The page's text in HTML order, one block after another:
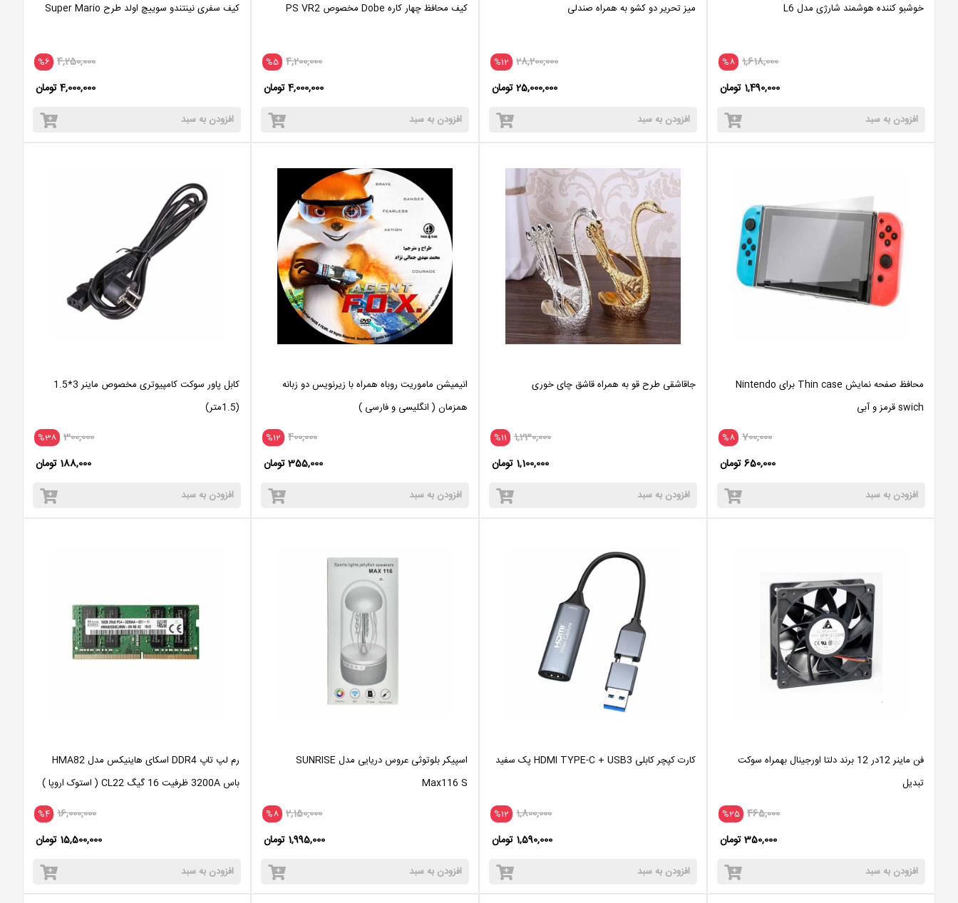
خوشبو کننده هوشمند شارژی مدل L6
%8 1,618,000
1,490,000 تومان
افزودن به سبد
میز تحریر دو کشو به همراه صندلی
%12 28,200,000
25,000,000 تومان
افزودن به سبد
کیف محافظ چهار کاره Dobe مخصوص PS VR2
%5 4,200,000
4,000,000 تومان
افزودن به سبد
کیف سفری نینتندو سوییچ اولد طرح Super Mario
%6 4,250,000
4,000,000 تومان
افزودن به سبد
محافظ صفحه نمایش Thin case برای Nintendo
swich قرمز و آبی
%8 700,000
650,000 تومان
افزودن به سبد
جاقاشقی طرح قو به همراه قاشق چای خوری
%11 1,230,000
1,100,000 تومان
افزودن به سبد
انیمیشن ماموریت روباه همراه با زیرنویس دو زبانه
همزمان ( انگلیسی و فارسی )
%12 400,000
355,000 تومان
افزودن به سبد
کابل پاور سوکت کامپیوتری مخصوص ماینر 3*1.5
(1.5متر)
%38 300,000
188,000 تومان
افزودن به سبد
فن ماینر 12در 12 برند دلتا اورجینال بهمراه سوکت
تبدیل
%25 465,000
350,000 تومان
افزودن به سبد
کارت کپچر کابلی HDMI TYPE-C + USB3 پک سفید
%12 1,800,000
1,590,000 تومان
افزودن به سبد
اسپیکر بلوتوثی عروس دریایی مدل SUNRISE
Max116 S
%8 2,150,000
1,995,000 تومان
افزودن به سبد
رم لپ تاپ DDR4 اسکای هاینیکس مدل HMA82
باس 3200A ظرفیت 16 گیگ CL22 ( استوک اروپا )
%4 16,000,000
15,500,000 تومان
افزودن به سبد